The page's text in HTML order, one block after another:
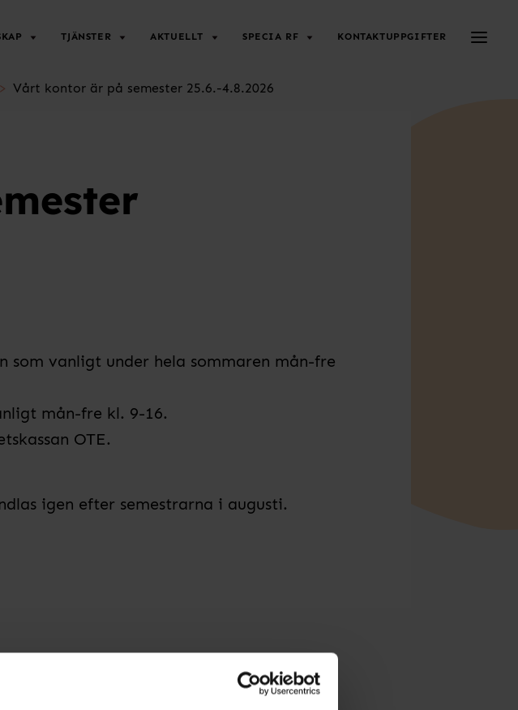
TJÄNSTER AKTUELLT SPECIA RF KONTAKTUPPGIFTER
Vårt kontor är på semester 25.6.-4.8.2026
som vanligt under hela sommaren mån-fre
mån-fre kl. 9-16.
OTE.
igen efter semestrarna i augusti.